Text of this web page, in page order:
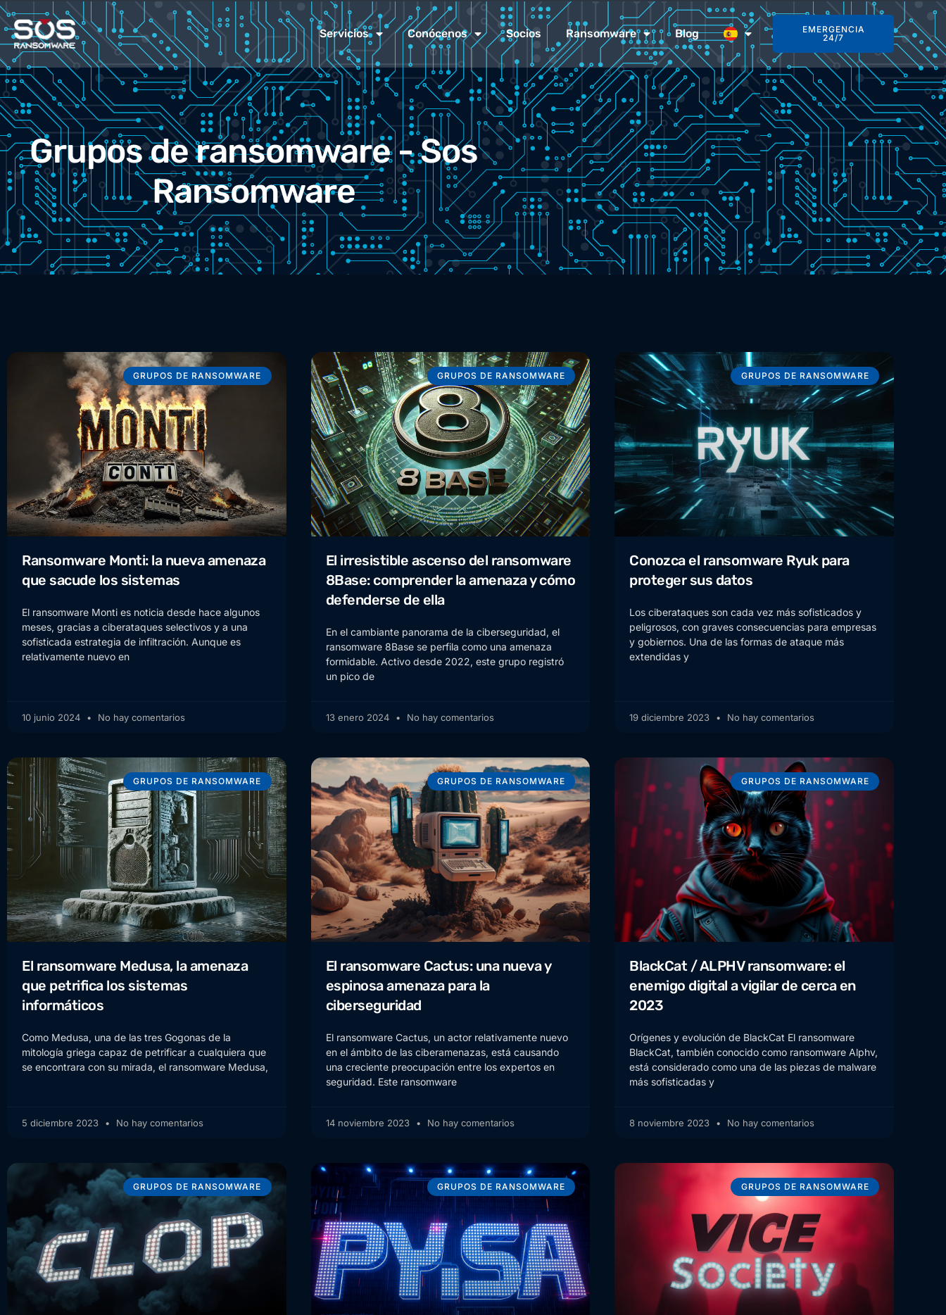
Servicios Conócenos Socios Ransomware Blog
EMERGENCIA
24/7
Grupos de ransomware - Sos
Ransomware
GRUPOS DE RANSOMWARE
Ransomware Monti: la nueva amenaza
que sacude los sistemas
El ransomware Monti es noticia desde hace algunos
meses, gracias a ciberataques selectivos y a una
sofisticada estrategia de infiltración. Aunque es
relativamente nuevo en
10 junio 2024 No hay comentarios
GRUPOS DE RANSOMWARE
El irresistible ascenso del ransomware
8Base: comprender la amenaza y cómo
defenderse de ella
En el cambiante panorama de la ciberseguridad, el
ransomware 8Base se perfila como una amenaza
formidable. Activo desde 2022, este grupo registró
un pico de
13 enero 2024 No hay comentarios
GRUPOS DE RANSOMWARE
Conozca el ransomware Ryuk para
proteger sus datos
Los ciberataques son cada vez más sofisticados y
peligrosos, con graves consecuencias para empresas
y gobiernos. Una de las formas de ataque más
extendidas y
19 diciembre 2023 No hay comentarios
GRUPOS DE RANSOMWARE
El ransomware Medusa, la amenaza
que petrifica los sistemas
informáticos
Como Medusa, una de las tres Gogonas de la
mitología griega capaz de petrificar a cualquiera que
se encontrara con su mirada, el ransomware Medusa,
5 diciembre 2023 No hay comentarios
GRUPOS DE RANSOMWARE
El ransomware Cactus: una nueva y
espinosa amenaza para la
ciberseguridad
El ransomware Cactus, un actor relativamente nuevo
en el ámbito de las ciberamenazas, está causando
una creciente preocupación entre los expertos en
seguridad. Este ransomware
14 noviembre 2023 No hay comentarios
GRUPOS DE RANSOMWARE
BlackCat / ALPHV ransomware: el
enemigo digital a vigilar de cerca en
2023
Orígenes y evolución de BlackCat El ransomware
BlackCat, también conocido como ransomware Alphv,
está considerado como una de las piezas de malware
más sofisticadas y
8 noviembre 2023 No hay comentarios
GRUPOS DE RANSOMWARE GRUPOS DE RANSOMWARE GRUPOS DE RANSOMWARE